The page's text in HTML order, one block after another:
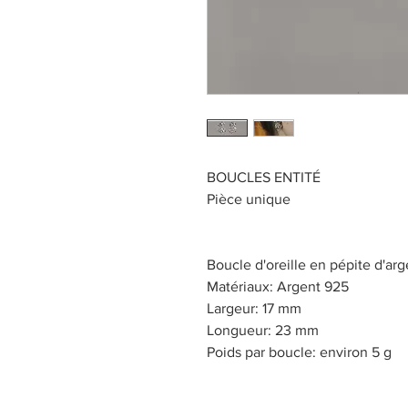
BOUCLES ENTITÉ
Pièce unique
Boucle d'oreille en pépite
Matériaux: Argent 925
Largeur: 17 mm
Longueur: 23 mm
Poids par boucle: environ 5 g